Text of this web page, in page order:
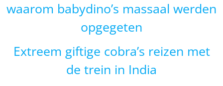
waarom babydino’s massaal werden
opgegeten
Extreem giftige cobra’s reizen met
de trein in India